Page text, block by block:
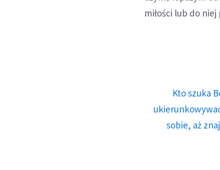
miłości lub do
Kto szuka
sobie, aż